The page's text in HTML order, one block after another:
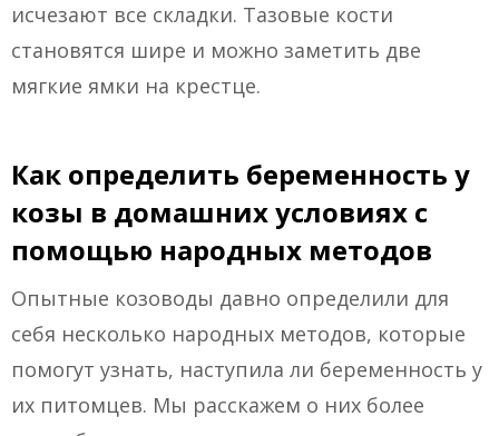
исчезают все складки. Тазовые кости
становятся шире и можно заметить две
мягкие ямки на крестце.
Как определить беременность у
козы в домашних условиях с
помощью народных методов
Опытные козоводы давно определили для
себя несколько народных методов, которые
помогут узнать, наступила ли беременность у
их питомцев. Мы расскажем о них более